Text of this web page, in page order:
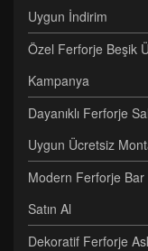
Uygun İndirim
Özel Ferforje Beşik
Kampanya
Dayanıklı Ferforje
Uygun Ücretsiz
Modern Ferforje Bar
Satın Al
Dekoratif Ferforje